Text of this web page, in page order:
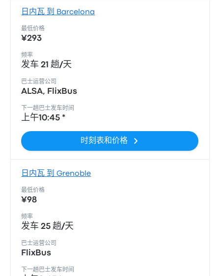
日内瓦 到 Barcelona
最低价格
¥293
频率
发车 21 趟/天
巴士运营公司
ALSA, FlixBus
下一趟巴士发车时间
上午10:45 *
时刻表和价格
日内瓦 到 Grenoble
最低价格
¥98
频率
发车 25 趟/天
巴士运营公司
FlixBus
下一趟巴士发车时间